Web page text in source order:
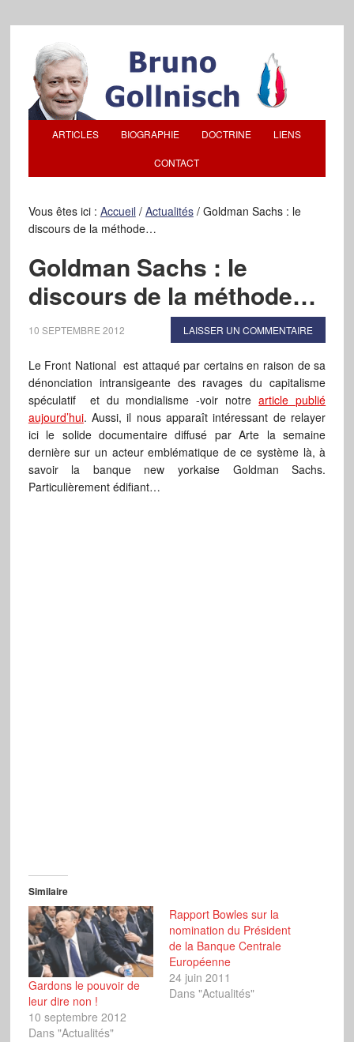
ARTICLES BIOGRAPHIE DOCTRINE LIENS
CONTACT
Vous êtes ici : Accueil / Actualités /Goldman Sachs : le
discours de la méthode…
Goldman Sachs : le
discours de la méthode…
10 SEPTEMBRE 2012 LAISSER UN COMMENTAIRE
Le Front National est attaqué par certains en raison de sa
dénonciation intransigeante des ravages du capitalisme
spéculatif et du mondialisme -voir notrearticle publié
aujourd’hui. Aussi, il nous apparaît intéressant de relayer
ici le solide documentaire diffusé par Arte la semaine
dernière sur un acteur emblématique de ce système là, à
savoir la banque new yorkaise Goldman Sachs.
Particulièrement édifiant…
Similaire
Gardons le pouvoir de
leur dire non !
10 septembre 2012
Dans "Actualités"
Rapport Bowles sur la
nomination du Président
de la Banque Centrale
Européenne
24 juin 2011
Dans "Actualités"